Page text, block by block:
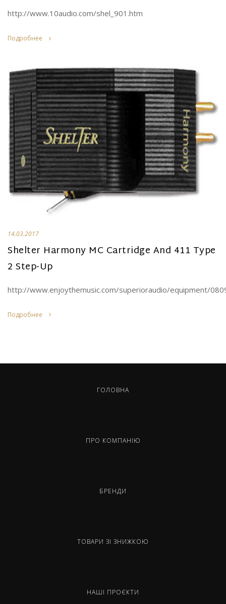
http://www.10audio.com/shel_901.htm
Подробнее
14.03.2017
Shelter Harmony MC Cartridge And 411 Type
2 Step-Up
http://www.enjoythemusic.com/superioraudio/equipment/
Подробнее
ГОЛОВНА
ПРО КОМПАНІЮ
БРЕНДИ
ТОВАРИ ЗІ ЗНИЖКОЮ
НАШІ ПРОЄКТИ